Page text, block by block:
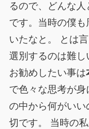
るので、どんな
です。当時の僕
いたなと。 とは
選別するのは難
お勧めしたい事は
で色々な思考が
の中から何がい
切です。 当時の